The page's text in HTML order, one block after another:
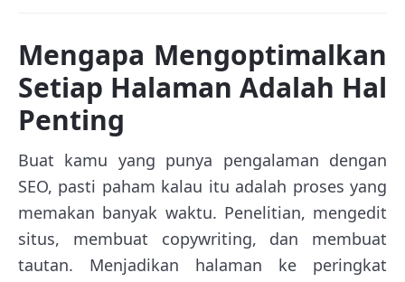
Mengapa Mengoptimalkan
Setiap Halaman Adalah Hal
Penting
Buat kamu yang punya pengalaman dengan
SEO, pasti paham kalau itu adalah proses yang
memakan banyak waktu. Penelitian, mengedit
situs, membuat copywriting, dan membuat
tautan. Menjadikan halaman ke peringkat